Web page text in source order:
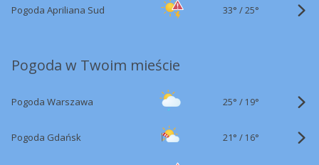
Pogoda Apriliana Sud 33° /25°
Pogoda w Twoim mieście
Pogoda Warszawa 25° / 19°
Pogoda Gdańsk 21° / 16°